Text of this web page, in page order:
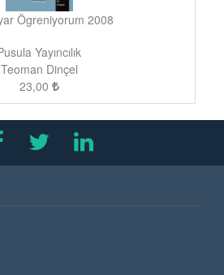
Ögreniyorum 2008
Yayıncılık
Teoman Dinçel
23,00